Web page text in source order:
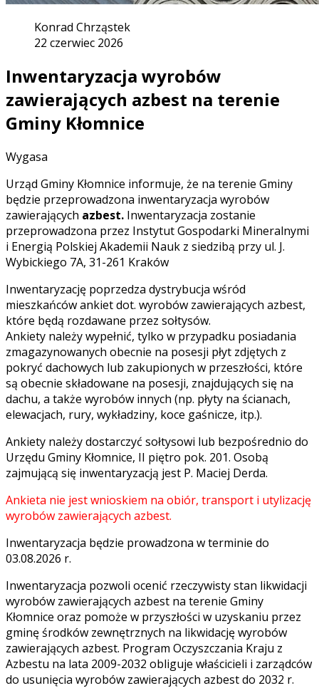
Konrad Chrząstek
22 czerwiec 2026
Inwentaryzacja wyrobów
zawierających azbest na terenie
Gminy Kłomnice
Wygasa
Urząd Gminy Kłomnice informuje, że na terenie Gminy
będzie przeprowadzona inwentaryzacja wyrobów
zawierających azbest. Inwentaryzacja zostanie
przeprowadzona przez Instytut Gospodarki Mineralnymi
i Energią Polskiej Akademii Nauk z siedzibą przy ul. J.
Wybickiego 7A, 31-261 Kraków
Inwentaryzację poprzedza dystrybucja wśród
mieszkańców ankiet dot. wyrobów zawierających azbest,
które będą rozdawane przez sołtysów.
Ankiety należy wypełnić, tylko w przypadku posiadania
zmagazynowanych obecnie na posesji płyt zdjętych z
pokryć dachowych lub zakupionych w przeszłości, które
są obecnie składowane na posesji, znajdujących się na
dachu, a także wyrobów innych (np. płyty na ścianach,
elewacjach, rury, wykładziny, koce gaśnicze, itp.).
Ankiety należy dostarczyć sołtysowi lub bezpośrednio do
Urzędu Gminy Kłomnice, II piętro pok. 201. Osobą
zajmującą się inwentaryzacją jest P. Maciej Derda.
Ankieta nie jest wnioskiem na obiór, transport i utylizację
wyrobów zawierających azbest.
Inwentaryzacja będzie prowadzona w terminie do
03.08.2026 r.
Inwentaryzacja pozwoli ocenić rzeczywisty stan likwidacji
wyrobów zawierających azbest na terenie Gminy
Kłomnice oraz pomoże w przyszłości w uzyskaniu przez
gminę środków zewnętrznych na likwidację wyrobów
zawierających azbest. Program Oczyszczania Kraju z
Azbestu na lata 2009-2032 obliguje właścicieli i zarządców
do usunięcia wyrobów zawierających azbest do 2032 r.